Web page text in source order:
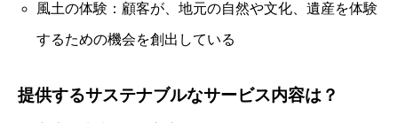
風土の体験：顧客が、地元の自然や文化、遺産を体験
するための機会を創出している
提供するサステナブルなサービス内容は？